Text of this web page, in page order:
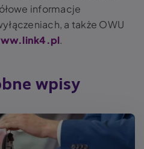
informacje
a także OWU
.
wpisy